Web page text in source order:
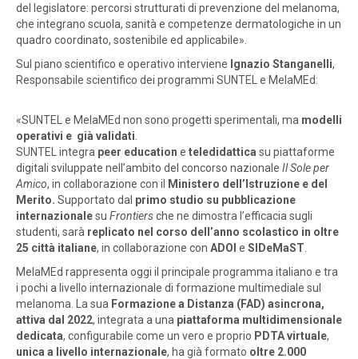
del legislatore: percorsi strutturati di prevenzione del melanoma,
che integrano scuola, sanità e competenze dermatologiche in un
quadro coordinato, sostenibile ed applicabile».
Sul piano scientifico e operativo interviene Ignazio Stanganelli,
Responsabile scientifico dei programmi SUNTEL e MelaMEd:
«SUNTEL e MelaMEd non sono progetti sperimentali, ma modelli
operativi e già validati
SUNTEL integra peer education e teledidattica su piattaforme
digitali sviluppate nell’ambito del concorso nazionale Il Sole per
Amico, in collaborazione con il Ministero dell’Istruzione e del
Merito. Supportato dal primo studio su pubblicazione
internazionalesu Frontiersche ne dimostra l’efficacia sugli
studenti, sarà replicato nel corso dell’anno scolastico in oltre
25 città italiane, in collaborazione con ADOI e SIDeMaST
MelaMEd rappresenta oggi il principale programma italiano e tra
i pochi a livello internazionale di formazione multimediale sul
melanoma. La sua Formazione a Distanza (FAD) asincrona,
attiva dal 2022, integrata a una piattaforma multidimensionale
dedicata, configurabile come un vero e proprio PDTA virtuale,
unica a livello internazionale, ha già formato oltre 2.000